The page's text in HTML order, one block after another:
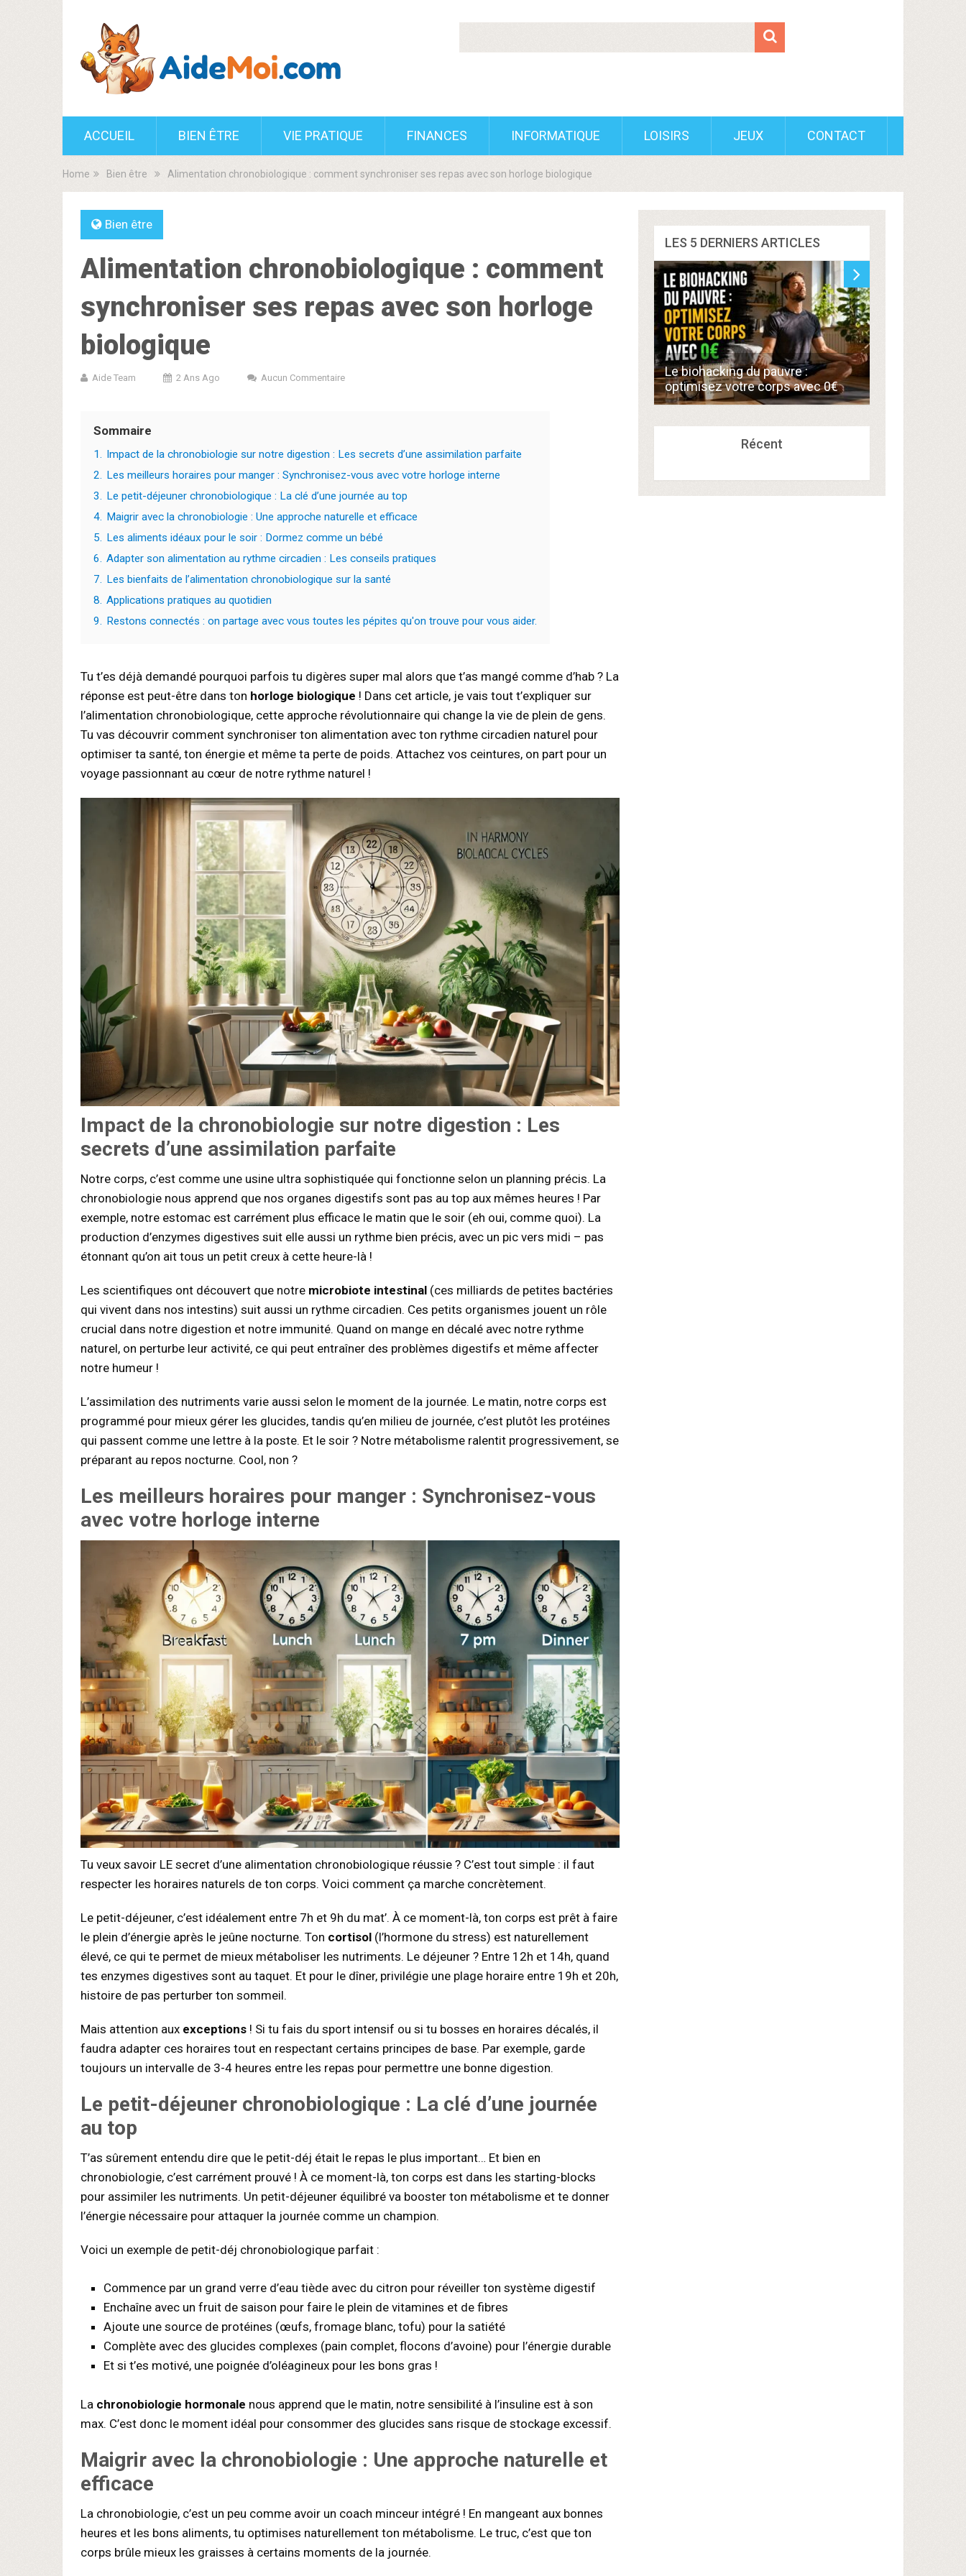
ACCUEIL BIEN ÊTRE VIE PRATIQUE FINANCES INFORMATIQUE LOISIRS JEUX CONTACT
Home Bien être Alimentation chronobiologique : comment synchroniser ses repas avec son horloge biologique
Bien être
Alimentation chronobiologique : comment
synchroniser ses repas avec son horloge
biologique
Aide Team 2 Ans Ago Aucun Commentaire
Sommaire
1. Impact de la chronobiologie sur notre digestion : Les secrets d’une assimilation parfaite
2. Les meilleurs horaires pour manger : Synchronisez-vous avec votre horloge interne
3. Le petit-déjeuner chronobiologique : La clé d’une journée au top
4. Maigrir avec la chronobiologie : Une approche naturelle et efficace
5. Les aliments idéaux pour le soir : Dormez comme un bébé
6. Adapter son alimentation au rythme circadien : Les conseils pratiques
7. Les bienfaits de l’alimentation chronobiologique sur la santé
8. Applications pratiques au quotidien
9. Restons connectés : on partage avec vous toutes les pépites qu'on trouve pour vous aider.
Tu t’es déjà demandé pourquoi parfois tu digères super mal alors que t’as mangé comme d’hab ? La
réponse est peut-être dans ton horloge biologique ! Dans cet article, je vais tout t’expliquer sur
l’alimentation chronobiologique, cette approche révolutionnaire qui change la vie de plein de gens.
Tu vas découvrir comment synchroniser ton alimentation avec ton rythme circadien naturel pour
optimiser ta santé, ton énergie et même ta perte de poids. Attachez vos ceintures, on part pour un
voyage passionnant au cœur de notre rythme naturel !
Impact de la chronobiologie sur notre digestion : Les
secrets d’une assimilation parfaite
Notre corps, c’est comme une usine ultra sophistiquée qui fonctionne selon un planning précis. La
chronobiologie nous apprend que nos organes digestifs sont pas au top aux mêmes heures ! Par
exemple, notre estomac est carrément plus efficace le matin que le soir (eh oui, comme quoi). La
production d’enzymes digestives suit elle aussi un rythme bien précis, avec un pic vers midi – pas
étonnant qu’on ait tous un petit creux à cette heure-là !
Les scientifiques ont découvert que notre microbiote intestinal (ces milliards de petites bactéries
qui vivent dans nos intestins) suit aussi un rythme circadien. Ces petits organismes jouent un rôle
crucial dans notre digestion et notre immunité. Quand on mange en décalé avec notre rythme
naturel, on perturbe leur activité, ce qui peut entraîner des problèmes digestifs et même affecter
notre humeur !
L’assimilation des nutriments varie aussi selon le moment de la journée. Le matin, notre corps est
programmé pour mieux gérer les glucides, tandis qu’en milieu de journée, c’est plutôt les protéines
qui passent comme une lettre à la poste. Et le soir ? Notre métabolisme ralentit progressivement, se
préparant au repos nocturne. Cool, non ?
Les meilleurs horaires pour manger : Synchronisez-vous
avec votre horloge interne
Tu veux savoir LE secret d’une alimentation chronobiologique réussie ? C’est tout simple : il faut
respecter les horaires naturels de ton corps. Voici comment ça marche concrètement.
Le petit-déjeuner, c’est idéalement entre 7h et 9h du mat’. À ce moment-là, ton corps est prêt à faire
le plein d’énergie après le jeûne nocturne. Ton cortisol (l’hormone du stress) est naturellement
élevé, ce qui te permet de mieux métaboliser les nutriments. Le déjeuner ? Entre 12h et 14h, quand
tes enzymes digestives sont au taquet. Et pour le dîner, privilégie une plage horaire entre 19h et 20h,
histoire de pas perturber ton sommeil.
Mais attention aux exceptions ! Si tu fais du sport intensif ou si tu bosses en horaires décalés, il
faudra adapter ces horaires tout en respectant certains principes de base. Par exemple, garde
toujours un intervalle de 3-4 heures entre les repas pour permettre une bonne digestion.
Le petit-déjeuner chronobiologique : La clé d’une journée
au top
T’as sûrement entendu dire que le petit-déj était le repas le plus important… Et bien en
chronobiologie, c’est carrément prouvé ! À ce moment-là, ton corps est dans les starting-blocks
pour assimiler les nutriments. Un petit-déjeuner équilibré va booster ton métabolisme et te donner
l’énergie nécessaire pour attaquer la journée comme un champion.
Voici un exemple de petit-déj chronobiologique parfait :
Commence par un grand verre d’eau tiède avec du citron pour réveiller ton système digestif
Enchaîne avec un fruit de saison pour faire le plein de vitamines et de fibres
Ajoute une source de protéines (œufs, fromage blanc, tofu) pour la satiété
Complète avec des glucides complexes (pain complet, flocons d’avoine) pour l’énergie durable
Et si t’es motivé, une poignée d’oléagineux pour les bons gras !
La chronobiologie hormonale nous apprend que le matin, notre sensibilité à l’insuline est à son
max. C’est donc le moment idéal pour consommer des glucides sans risque de stockage excessif.
Maigrir avec la chronobiologie : Une approche naturelle et
efficace
La chronobiologie, c’est un peu comme avoir un coach minceur intégré ! En mangeant aux bonnes
heures et les bons aliments, tu optimises naturellement ton métabolisme. Le truc, c’est que ton
corps brûle mieux les graisses à certains moments de la journée.
LES 5 DERNIERS ARTICLES
Le biohacking du pauvre :
optimisez votre corps avec 0€
Récent